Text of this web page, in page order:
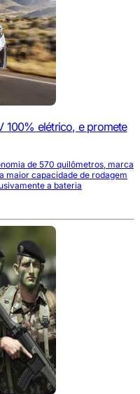
100% elétrico, e promete
de 570 quilômetros, marca
maior capacidade de rodagem
a bateria